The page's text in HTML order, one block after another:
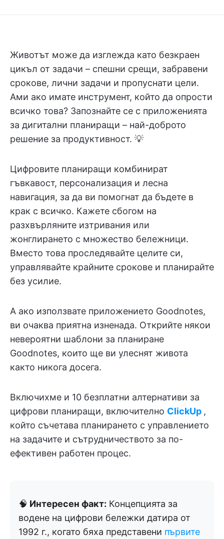
Животът може да изглежда като безкраен
цикъл от задачи – спешни срещи, забравени
срокове, лични задачи и пропуснати цели.
Ами ако имате инструмент, който да опрости
всичко това? Запознайте се с приложенията
за дигитални планиращи – най-доброто
решение за продуктивност. 💡
Цифровите планиращи комбинират
гъвкавост, персонализация и лесна
навигация, за да ви помогнат да бъдете в
крак с всичко. Кажете сбогом на
разхвърляните изтривания или
жонглирането с множество бележници.
Вместо това проследявайте целите си,
управлявайте крайните срокове и планирайте
без усилие.
А ако използвате приложението Goodnotes,
ви очаква приятна изненада. Открийте някои
невероятни шаблони за планиране
Goodnotes, които ще ви улеснят живота
както никога досега.
Включихме и 10 безплатни алтернативи за
цифрови планиращи, включително ClickUp ,
който съчетава планирането с управлението
на задачите и сътрудничеството за по-
ефективен работен процес.
🧠 Интересен факт: Концепцията за
водене на цифрови бележки датира от
1992 г., когато бяха представени първите